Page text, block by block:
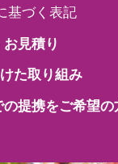
基づく表記
見積り
た取り組み
提携をご希望の